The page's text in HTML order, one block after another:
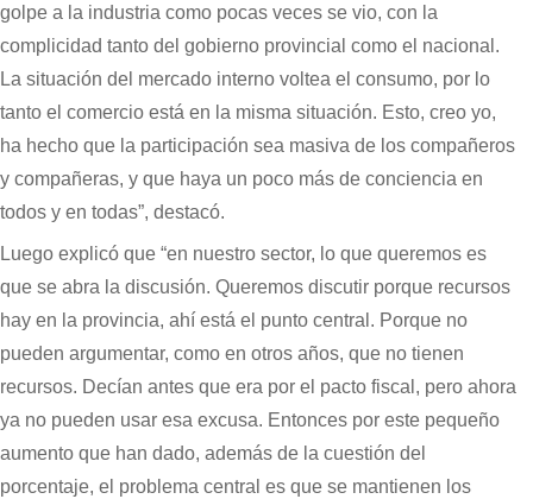
golpe a la industria como pocas veces se vio, con la
complicidad tanto del gobierno provincial como el nacional.
La situación del mercado interno voltea el consumo, por lo
tanto el comercio está en la misma situación. Esto, creo yo,
ha hecho que la participación sea masiva de los compañeros
y compañeras, y que haya un poco más de conciencia en
todos y en todas”, destacó.
Luego explicó que “en nuestro sector, lo que queremos es
que se abra la discusión. Queremos discutir porque recursos
hay en la provincia, ahí está el punto central. Porque no
pueden argumentar, como en otros años, que no tienen
recursos. Decían antes que era por el pacto fiscal, pero ahora
ya no pueden usar esa excusa. Entonces por este pequeño
aumento que han dado, además de la cuestión del
porcentaje, el problema central es que se mantienen los